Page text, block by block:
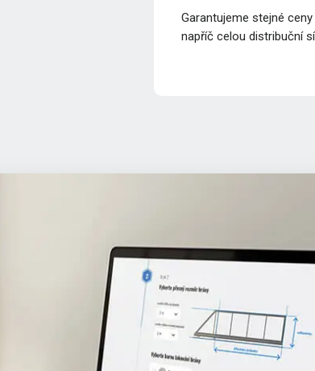
Garantujeme stejné ceny
napříč celou distribuční